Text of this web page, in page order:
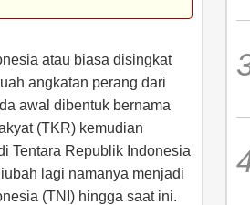
atau biasa disingkat
angkatan perang dari
awal dibentuk bernama
(TKR) kemudian
Tentara Republik Indonesia
lagi namanya menjadi
(TNI) hingga saat ini.